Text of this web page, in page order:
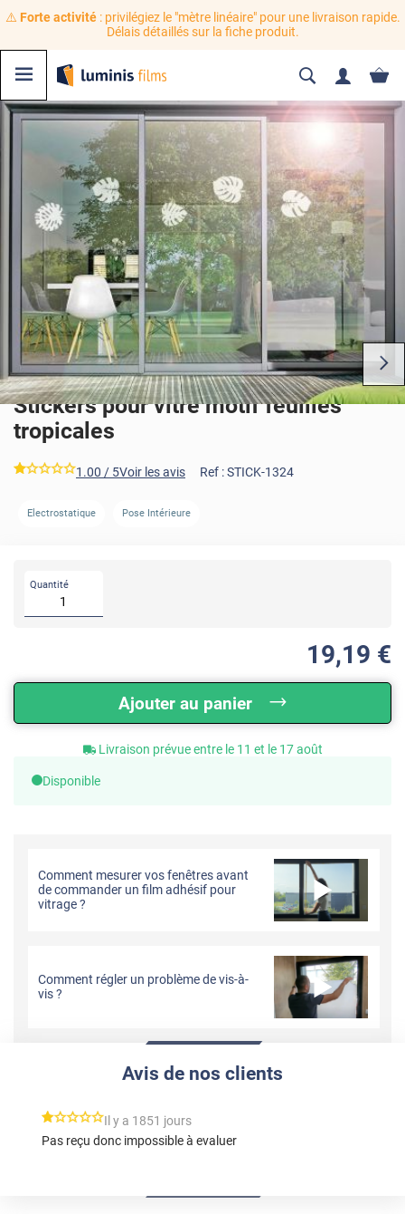
⚠️ Forte activité: privilégiez le "mètre linéaire" pour une livraison rapide.
Délais détaillés sur la fiche produit.
Stickers pour vitre motif feuilles
tropicales
***** 1.00 / 5Voir les avis Ref :STICK-1324
Electrostatique Pose Intérieure
Quantité
19,19 €
Ajouter au panier
Livraison prévue entre le 11 et le 17 août
Disponible
Comment mesurer vos fenêtres avant
de commander un film adhésif pour
vitrage ?
Comment régler un problème de vis-à-
vis ?
Avis de nos clients
*****
Il y a 1851 jours
Pas reçu donc impossible à evaluer